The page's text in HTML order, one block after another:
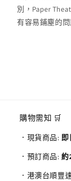
別，Paper
有容易鋪塵的問
購物需知 🛒
．現貨商品: 即
．預訂商品:約
．港澳台順豐